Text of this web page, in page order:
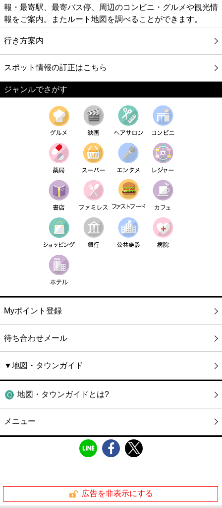
報・最寄駅、最寄バス停、周辺のコンビニ・グルメや観光情
報をご案内。またルート地図を調べることができます。
行き方案内
スポット情報の訂正はこちら
ジャンルでさがす
Myポイント登録
待ち合わせメール
▼地図・タウンガイド
地図・タウンガイドとは?
メニュー
広告を非表示にする